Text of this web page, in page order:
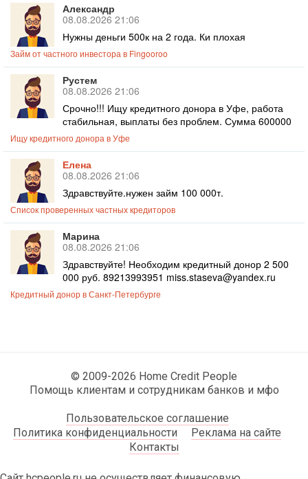
Александр
08.08.2026 21:06
Нужны деньги 500к на 2 года. Ки плохая
Займ от частного инвестора в Fingooroo
Рустем
08.08.2026 21:06
Срочно!!! Ищу кредитного донора в Уфе, работа
стабильная, выплаты без проблем. Сумма 600000
Ищу кредитного донора в Уфе
Елена
08.08.2026 21:06
Здравствуйте.нужен займ 100 000т.
Список проверенных частных кредиторов
Марина
08.08.2026 21:06
Здравствуйте! Необходим кредитный донор 2 500
000 руб. 89213993951 miss.staseva@yandex.ru
Кредитный донор в Санкт-Петербурге
© 2009-2026 Home Credit People
Помощь клиентам и сотрудникам банков и мфо
Пользовательское соглашение
Политика конфиденциальности
Реклама на сайте
Контакты